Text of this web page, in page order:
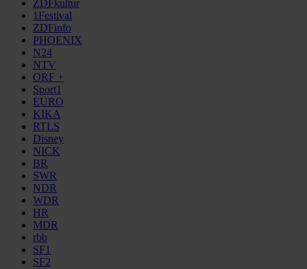
ZDFkultur
1Festival
ZDFinfo
PHOENIX
N24
NTV
ORF +
Sport1
EURO
KIKA
RTLS
Disney
NICK
BR
SWR
NDR
WDR
HR
MDR
rbb
SF1
SF2